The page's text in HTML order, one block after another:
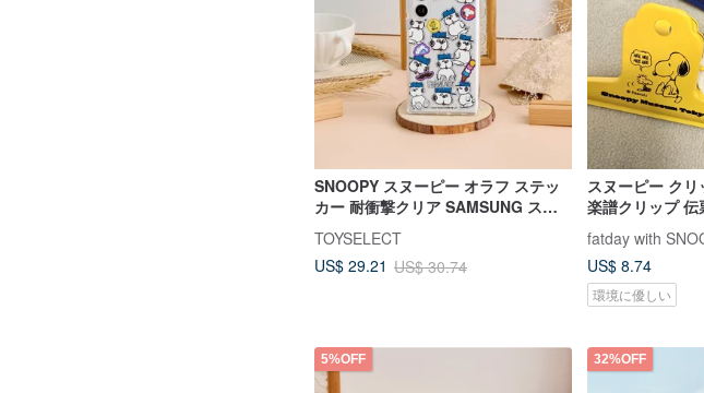
SNOOPY スヌーピー オラフ ステッ
カー 耐衝撃クリア SAMSUNG スマ
TOYSELECT
US$ 29.21 US$ 30.74
スヌーピー ク
楽譜クリップ 伝
fatday with
US$ 8.74
環境に優しい
5%OFF 32%OFF